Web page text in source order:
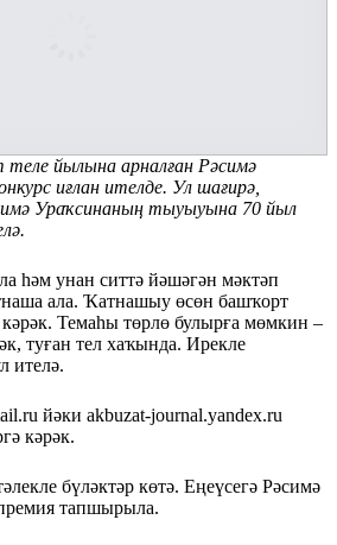
йылына арналған Рәсимә
иғлан ителде. Ул шағирә,
Ураҡсинаның тыуыуына 70 йыл
һәм унан ситтә йәшәгән мәктәп
ала. Ҡатнашыу өсөн башҡорт
Темаһы төрлө булырға мөмкин –
туған тел хаҡында. Ирекле
ителә.
йәки akbuzat-journal.yandex.ru
кәрәк.
бүләктәр көтә. Еңеүсегә Рәсимә
тапшырыла.